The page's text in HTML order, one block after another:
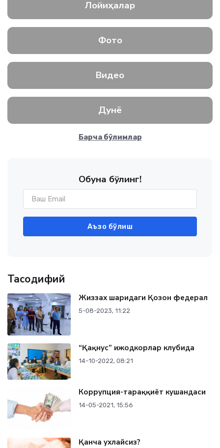
Лойиҳалар
Фото
Видео
Дунё
Барча бўлимлар
Обуна бўлинг!
Аъзо бўлиш
Тасодифий
Жиззах шаҳридаги Қозон федерал
5-08-2023, 11:22
“Қақнус” ижодкорлар клубида
14-10-2022, 08:21
Коррупция-тараққиёт кушандаси
14-05-2021, 15:56
Қанча ухлайсиз?